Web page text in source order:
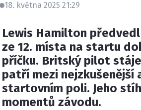
18. května 2025 21:29
Lewis Hamilton
ze 12. místa na startu
příčku. Britský pilot
patří mezi nejzkušenější
startovním poli. Jeho
momentů závodu.